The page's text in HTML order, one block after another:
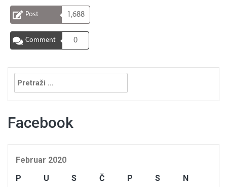
Post 1,688
Comment 0
Pretraga:
Facebook
Februar 2020
P
U S Č P S
N